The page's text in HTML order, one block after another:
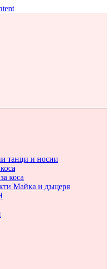
танци и носии
коса
Майка и дъщеря